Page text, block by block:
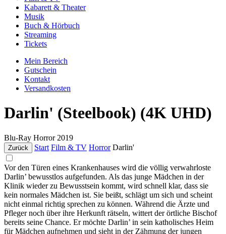
Kabarett & Theater
Musik
Buch & Hörbuch
Streaming
Tickets
Mein Bereich
Gutschein
Kontakt
Versandkosten
Darlin' (Steelbook) (4K UHD)
Blu-Ray Horror 2019
Zurück Start Film & TV Horror Darlin'
Vor den Türen eines Krankenhauses wird die völlig verwahrloste
Darlin’ bewusstlos aufgefunden. Als das junge Mädchen in der
Klinik wieder zu Bewusstsein kommt, wird schnell klar, dass sie
kein normales Mädchen ist. Sie beißt, schlägt um sich und scheint
nicht einmal richtig sprechen zu können. Während die Ärzte und
Pfleger noch über ihre Herkunft rätseln, wittert der örtliche Bischof
bereits seine Chance. Er möchte Darlin’ in sein katholisches Heim
für Mädchen aufnehmen und sieht in der Zähmung der jungen